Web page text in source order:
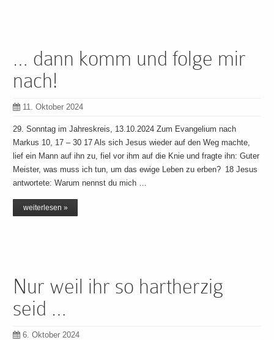
… dann komm und folge mir
nach!
11. Oktober 2024
29. Sonntag im Jahreskreis, 13.10.2024 Zum Evangelium nach
Markus 10, 17 – 30 17 Als sich Jesus wieder auf den Weg machte,
lief ein Mann auf ihn zu, fiel vor ihm auf die Knie und fragte ihn: Guter
Meister, was muss ich tun, um das ewige Leben zu erben? 18 Jesus
antwortete: Warum nennst du mich …
weiterlesen »
Nur weil ihr so hartherzig
seid …
6. Oktober 2024